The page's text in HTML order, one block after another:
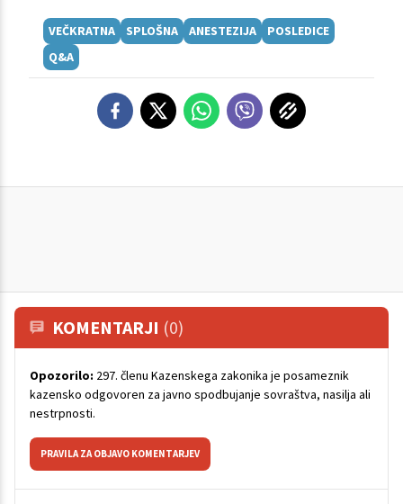
VEČKRATNA SPLOŠNA ANESTEZIJA
POSLEDICE
Q&A
KOMENTARJI (0)
Opozorilo: 297. členu Kazenskega zakonika je posameznik
kazensko odgovoren za javno spodbujanje sovraštva, nasilja ali
nestrpnosti.
PRAVILA ZA OBJAVO KOMENTARJEV